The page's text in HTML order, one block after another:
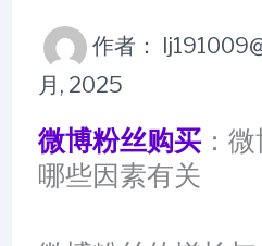
作者：
月, 2025
微博粉丝购买：微
哪些因素有关